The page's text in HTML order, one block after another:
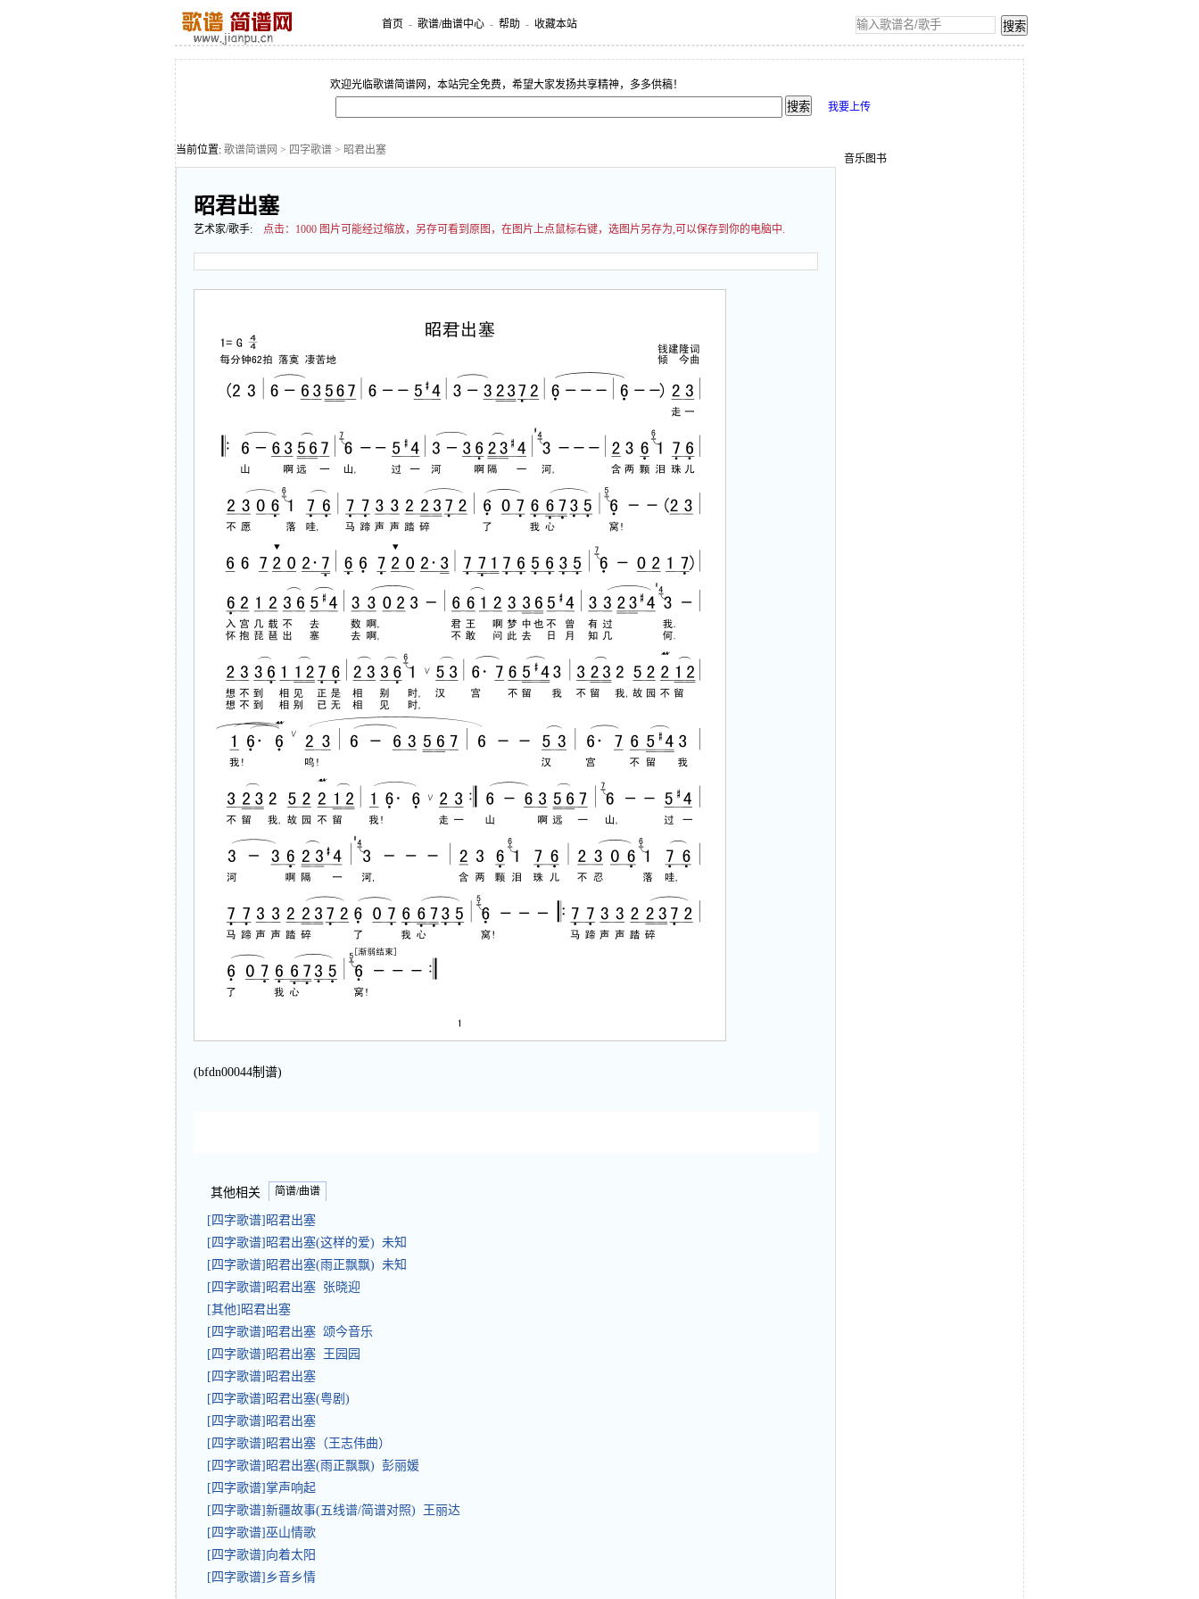
首页 - 歌谱/曲谱中心 - 帮助 - 收藏本站
欢迎光临歌谱简谱网，本站完全免费，希望大家发扬共享精神，多多供稿！
我要上传
当前位置: 歌谱简谱网 > 四字歌谱 > 昭君出塞
昭君出塞
艺术家/歌手: 点击： 1000 图片可能经过缩放，另存可看到原图，在图片上点鼠标右键，选图片另存为,可以保存到你的电脑中.
(bfdn00044制谱)
其他相关 简谱/曲谱
[四字歌谱]昭君出塞
[四字歌谱]昭君出塞(这样的爱) 未知
[四字歌谱]昭君出塞(雨正飘飘) 未知
[四字歌谱]昭君出塞 张晓迎
[其他]昭君出塞
[四字歌谱]昭君出塞 颂今音乐
[四字歌谱]昭君出塞 王园园
[四字歌谱]昭君出塞
[四字歌谱]昭君出塞(粤剧)
[四字歌谱]昭君出塞
[四字歌谱]昭君出塞（王志伟曲）
[四字歌谱]昭君出塞(雨正飘飘) 彭丽媛
[四字歌谱]掌声响起
[四字歌谱]新疆故事(五线谱/简谱对照) 王丽达
[四字歌谱]巫山情歌
[四字歌谱]向着太阳
[四字歌谱]乡音乡情
音乐图书